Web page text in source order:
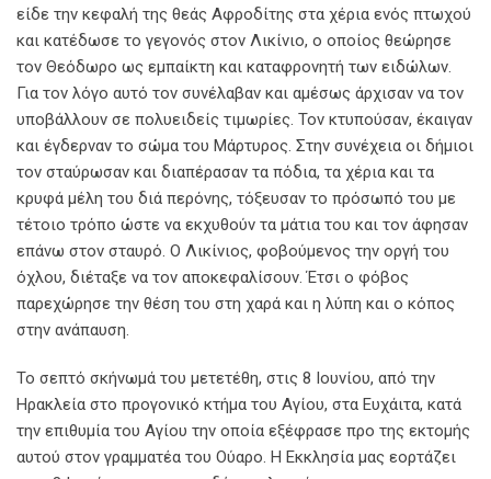
είδε την κεφαλή της θεάς Αφροδίτης στα χέρια ενός πτωχού
και κατέδωσε το γεγονός στον Λικίνιο, ο οποίος θεώρησε
τον Θεόδωρο ως εμπαίκτη και καταφρονητή των ειδώλων.
Για τον λόγο αυτό τον συνέλαβαν και αμέσως άρχισαν να τον
υποβάλλουν σε πολυειδείς τιμωρίες. Τον κτυπούσαν, έκαιγαν
και έγδερναν το σώμα του Μάρτυρος. Στην συνέχεια οι δήμιοι
τον σταύρωσαν και διαπέρασαν τα πόδια, τα χέρια και τα
κρυφά μέλη του διά περόνης, τόξευσαν το πρόσωπό του με
τέτοιο τρόπο ώστε να εκχυθούν τα μάτια του και τον άφησαν
επάνω στον σταυρό. Ο Λικίνιος, φοβούμενος την οργή του
όχλου, διέταξε να τον αποκεφαλίσουν. Έτσι ο φόβος
παρεχώρησε την θέση του στη χαρά και η λύπη και ο κόπος
στην ανάπαυση.
Το σεπτό σκήνωμά του μετετέθη, στις 8 Ιουνίου, από την
Ηρακλεία στο προγονικό κτήμα του Αγίου, στα Ευχάιτα, κατά
την επιθυμία του Αγίου την οποία εξέφρασε προ της εκτομής
αυτού στον γραμματέα του Ούαρο. Η Εκκλησία μας εορτάζει